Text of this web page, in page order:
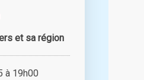
et sa région
à 19h00